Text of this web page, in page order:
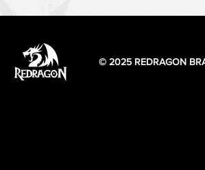
© 2025 REDRAGON